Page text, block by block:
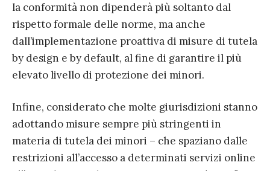
la conformità non dipenderà più soltanto dal
rispetto formale delle norme, ma anche
dall’implementazione proattiva di misure di tutela
by design e by default, al fine di garantire il più
elevato livello di protezione dei minori.
Infine, considerato che molte giurisdizioni stanno
adottando misure sempre più stringenti in
materia di tutela dei minori – che spaziano dalle
restrizioni all’accesso a determinati servizi online